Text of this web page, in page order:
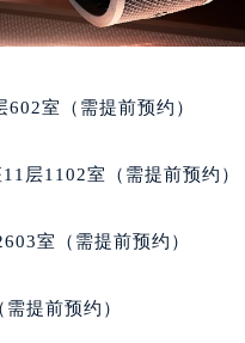
中心T2座写字楼29层03室
厦7层G室（需提前预约）
中心T1写字楼9层907室
字楼16层1603室（需提前
大厦38层09室（需提前预
大厦B座12楼03室（需提
室（需提前预约）
层1102室（需提前预约）
室（需提前预约）
提前预约）